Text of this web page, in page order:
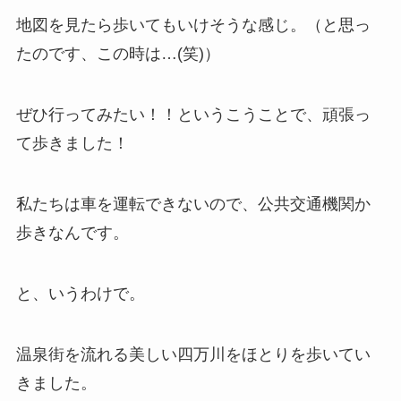
地図を見たら歩いてもいけそうな感じ。（と思っ
たのです、この時は…(笑)）
ぜひ行ってみたい！！というこうことで、頑張っ
て歩きました！
私たちは車を運転できないので、公共交通機関か
歩きなんです。
と、いうわけで。
温泉街を流れる美しい四万川をほとりを歩いてい
きました。